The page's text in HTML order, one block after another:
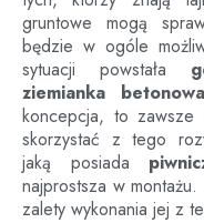
gruntowe mogą
będzie w ogóle
sytuacji powstała
ziemianka
koncepcja, to zawsze
skorzystać z tego
jaką posiada
najprostsza w
zalety wykonania jej z